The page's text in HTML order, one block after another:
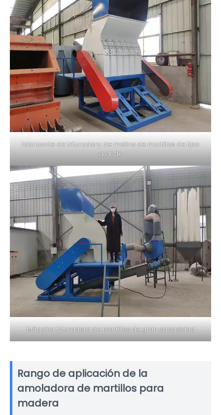
fabricante de trituradora de molino de martillos de tipo
grande
Máquina trituradora de martillos de gran capacidad
Rango de aplicación de la
amoladora de martillos para
madera